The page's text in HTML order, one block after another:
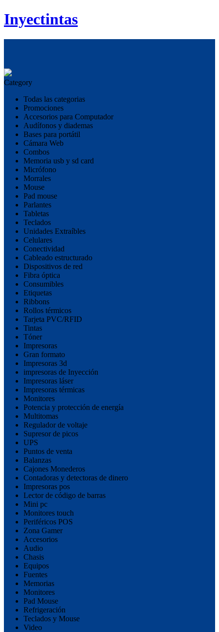
Inyectintas
Category
Todas las categorias
Promociones
Accesorios para Computador
Audífonos y diademas
Bases para portátil
Cámara Web
Combos
Memoria usb y sd card
Micrófono
Morrales
Mouse
Pad mouse
Parlantes
Tabletas
Teclados
Unidades Extraíbles
Celulares
Conectividad
Cableado estructurado
Dispositivos de red
Fibra óptica
Consumibles
Etiquetas
Ribbons
Rollos térmicos
Tarjeta PVC/RFID
Tintas
Tóner
Impresoras
Gran formato
Impresoras 3d
impresoras de Inyección
Impresoras láser
Impresoras térmicas
Monitores
Potencia y protección de energía
Multitomas
Regulador de voltaje
Supresor de picos
UPS
Puntos de venta
Balanzas
Cajones Monederos
Contadoras y detectoras de dinero
Impresoras pos
Lector de código de barras
Mini pc
Monitores touch
Periféricos POS
Zona Gamer
Accesorios
Audio
Chasis
Equipos
Fuentes
Memorias
Monitores
Pad Mouse
Refrigeración
Teclados y Mouse
Video